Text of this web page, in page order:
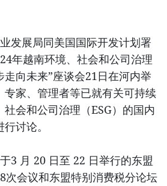
发展局同美国国际开发计划署
年越南环境、社会和公司治理
向未来”座谈会21日在河内举
专家、管理者等已就有关可持续
会和公司治理（ESG）的国内
讨论。
3 月 20 日至 22 日举行的东盟
次会议和东盟特别消费税分论坛